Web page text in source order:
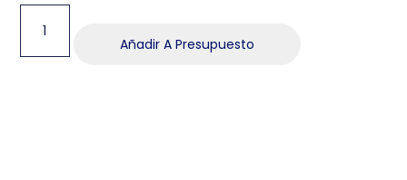
Añadir A Presupuesto